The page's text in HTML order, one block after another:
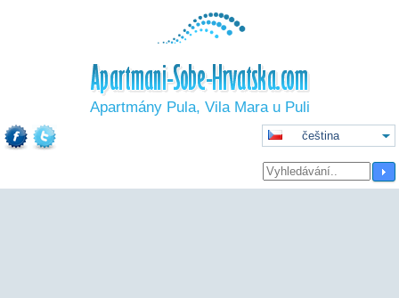
Apartmány Pula, Vila Mara u Puli
čeština